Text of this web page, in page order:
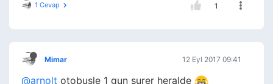
1 Cevap 1
Mimar 12 Eyl 2017 09:41
@arnolt otobusle 1 gun surer heralde